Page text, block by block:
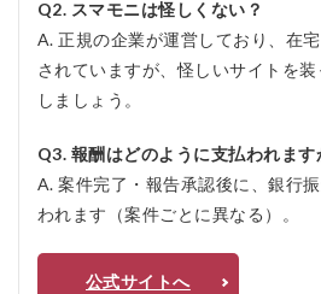
Q2. スマモニは怪しくない？
A. 正規の企業が運営しており、在
されていますが、怪しいサイトを
しましょう。
Q3. 報酬はどのように支払われます
A. 案件完了・報告承認後に、銀行
われます（案件ごとに異なる）。
公式サイトへ